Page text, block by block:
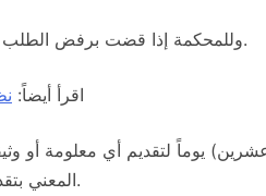
وللمحكمة إذا قضت برفض الطلب أن تقضي بافتتاح إجراء الإفلاس المناسب.
اقرأ أيضاً:
يوماً لتقديم أي معلومة أو
المعني بتقديمها إلى المحكمة في الموعد الذي تحدده.